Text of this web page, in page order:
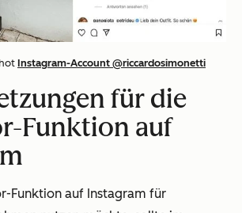
Instagram-Account @riccardosimonetti
für die
Funktion auf
Funktion auf Instagram für